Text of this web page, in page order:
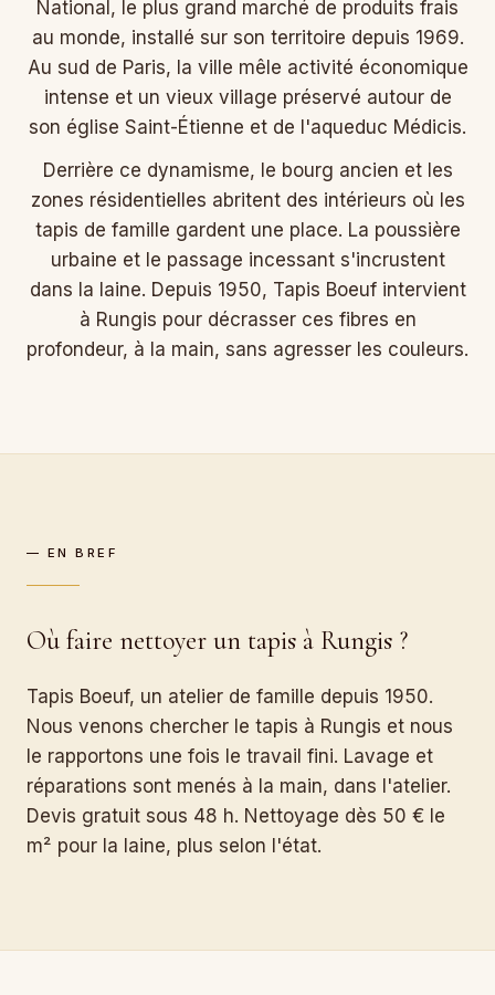
National, le plus grand marché de produits frais
au monde, installé sur son territoire depuis 1969.
Au sud de Paris, la ville mêle activité économique
intense et un vieux village préservé autour de
son église Saint-Étienne et de l'aqueduc Médicis.
Derrière ce dynamisme, le bourg ancien et les
zones résidentielles abritent des intérieurs où les
tapis de famille gardent une place. La poussière
urbaine et le passage incessant s'incrustent
dans la laine. Depuis 1950, Tapis Boeuf intervient
à Rungis pour décrasser ces fibres en
profondeur, à la main, sans agresser les couleurs.
— EN BREF
Où faire nettoyer un tapis à Rungis ?
Tapis Boeuf, un atelier de famille depuis 1950.
Nous venons chercher le tapis à Rungis et nous
le rapportons une fois le travail fini. Lavage et
réparations sont menés à la main, dans l'atelier.
Devis gratuit sous 48 h. Nettoyage dès 50 € le
m² pour la laine, plus selon l'état.